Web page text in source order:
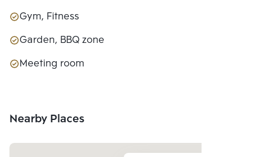
Gym, Fitness
Garden, BBQ zone
Meeting room
Nearby Places